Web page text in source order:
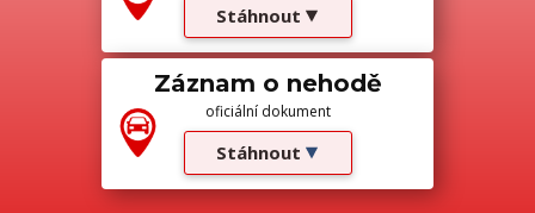
Stáhnout
Záznam o nehodě
oficiální dokument
Stáhnout